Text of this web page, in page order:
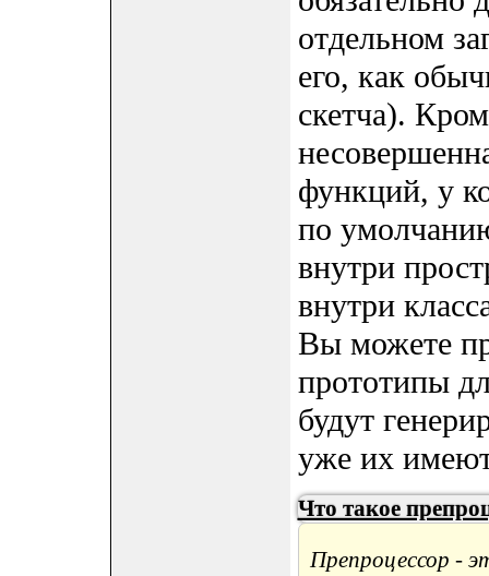
отдельном
его, как
скетча).
функций, у
по
внутри
внутри
Вы можете
прототипы
будут
уже их
Что такое
Препроцессор -